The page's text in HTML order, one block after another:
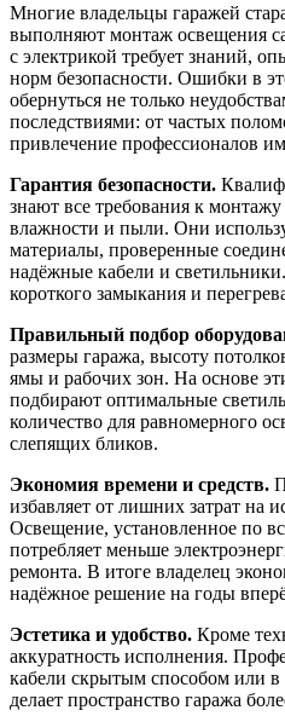
Многие владельцы гаражей
выполняют монтаж освещения
с электрикой требует знаний,
норм безопасности. Ошибки в
обернуться не только
последствиями: от частых
привлечение профессионалов
Гарантия безопасности.
знают все требования к
влажности и пыли. Они
материалы, проверенные
надёжные кабели и
короткого замыкания и
Правильный подбор
размеры гаража, высоту
ямы и рабочих зон. На основе
подбирают оптимальные
количество для равномерного
слепящих бликов.
Экономия времени и средств.
избавляет от лишних затрат на
Освещение, установленное по
потребляет меньше
ремонта. В итоге владелец
надёжное решение на годы
Эстетика и удобство. Кроме
аккуратность исполнения.
кабели скрытым способом или в
делает пространство гаража